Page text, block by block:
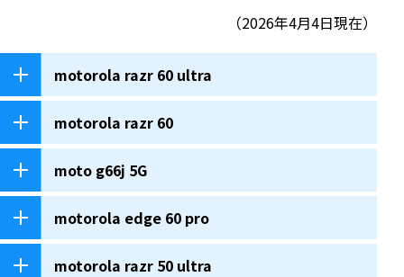
（2026年4月4日現在）
motorola razr 60 ultra
motorola razr 60
moto g66j 5G
motorola edge 60 pro
motorola razr 50 ultra